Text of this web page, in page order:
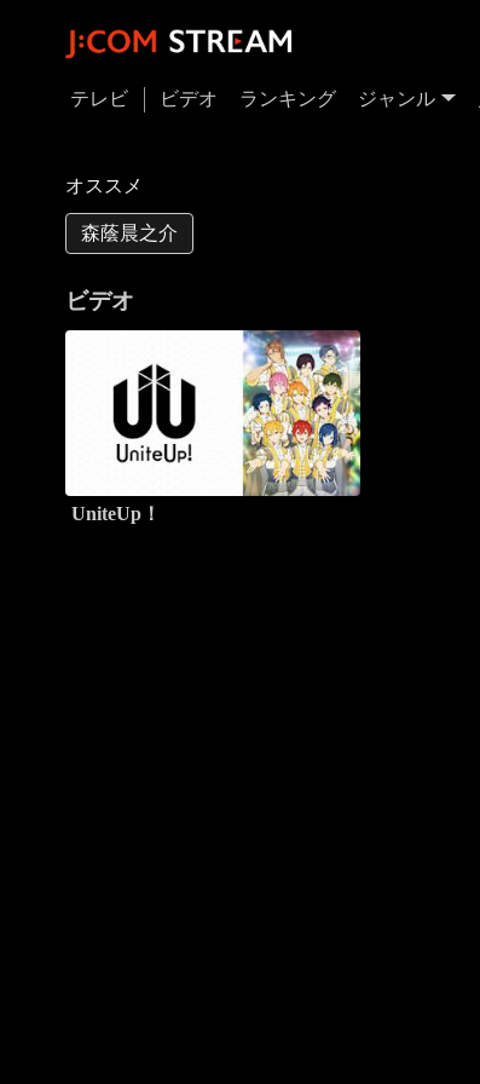
テレビ ビデオ ランキング ジャンル
オススメ
森蔭晨之介
ビデオ
UniteUp！